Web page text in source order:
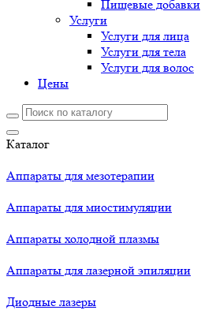
Пищевые добавки
Услуги
Услуги для лица
Услуги для тела
Услуги для волос
Цены
Каталог
Аппараты для мезотерапии
Аппараты для миостимуляции
Аппараты холодной плазмы
Аппараты для лазерной эпиляции
Диодные лазеры